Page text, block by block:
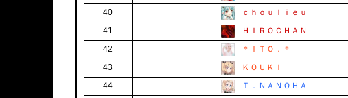
40
ｃｈｏｕｌｉｅｕ
41
ＨＩＲＯＣＨＡＮ
42
＊ＩＴＯ．＊
43
ＫＯＵＫＩ
44
Ｔ．ＮＡＮＯＨＡ